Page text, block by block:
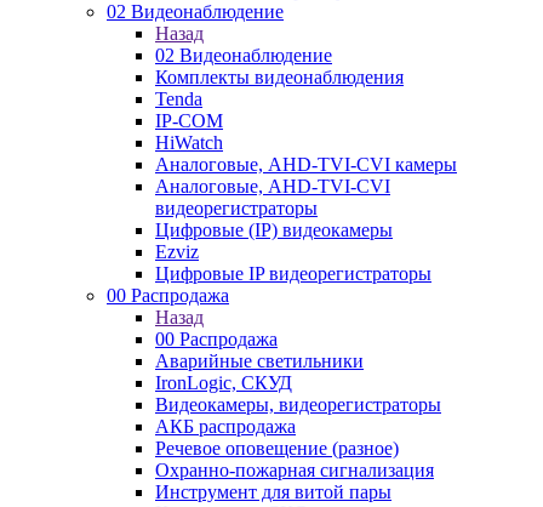
02 Видеонаблюдение
Назад
02 Видеонаблюдение
Комплекты видеонаблюдения
Tenda
IP-COM
HiWatch
Аналоговые, AHD-TVI-CVI камеры
Аналоговые, AHD-TVI-CVI
видеорегистраторы
Цифровые (IP) видеокамеры
Ezviz
Цифровые IP видеорегистраторы
00 Распродажа
Назад
00 Распродажа
Аварийные светильники
IronLogic, СКУД
Видеокамеры, видеорегистраторы
АКБ распродажа
Речевое оповещение (разное)
Охранно-пожарная сигнализация
Инструмент для витой пары